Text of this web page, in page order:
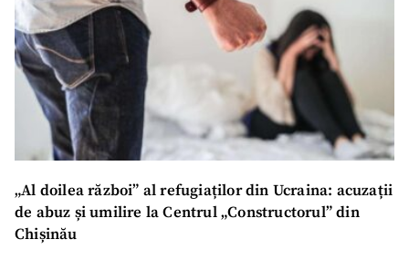
„Al doilea război” al refugiaților din Ucraina: acuzații
de abuz și umilire la Centrul „Constructorul” din
Chișinău